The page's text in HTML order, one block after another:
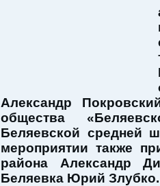
Александр
общества
Беляевской средней
мероприятии также
района Александр
Беляевка Юрий Злубко.